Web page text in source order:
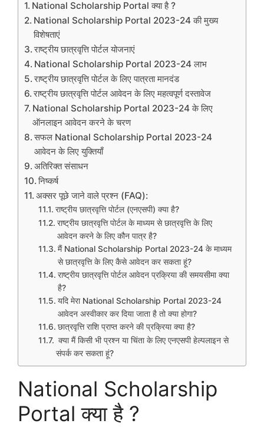
National Scholarship Portal क्या है ?
National Scholarship Portal 2023-24 की मुख्य
विशेषताएं
राष्ट्रीय छात्रवृत्ति पोर्टल योजनाएं
National Scholarship Portal 2023-24 लाभ
राष्ट्रीय छात्रवृत्ति पोर्टल के लिए पात्रता मानदंड
राष्ट्रीय छात्रवृत्ति पोर्टल आवेदन के लिए महत्वपूर्ण दस्तावेज
National Scholarship Portal 2023-24 के लिए
ऑनलाइन आवेदन करने के चरण
सफल National Scholarship Portal 2023-24
आवेदन के लिए युक्तियाँ
अतिरिक्त संसाधन
निष्कर्ष
अक्सर पूछे जाने वाले प्रश्न (FAQ):
राष्ट्रीय छात्रवृत्ति पोर्टल (एनएसपी) क्या है?
राष्ट्रीय छात्रवृत्ति पोर्टल के माध्यम से छात्रवृत्ति के लिए
आवेदन करने के लिए कौन पात्र है?
मैं National Scholarship Portal 2023-24 के माध्यम
से छात्रवृत्ति के लिए कैसे आवेदन कर सकता हूं?
राष्ट्रीय छात्रवृत्ति पोर्टल आवेदन प्रक्रिया की समयसीमा क्या
है?
यदि मेरा National Scholarship Portal 2023-24
आवेदन अस्वीकार कर दिया जाता है तो क्या होगा?
छात्रवृत्ति राशि प्राप्त करने की प्रक्रिया क्या है?
क्या मैं किसी भी प्रश्न या चिंता के लिए एनएसपी हेल्पलाइन से
संपर्क कर सकता हूं?
National Scholarship
Portal क्या है ?